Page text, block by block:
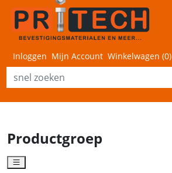
Inloggen Mijn Account Winkelwagen (0)
Productgroep